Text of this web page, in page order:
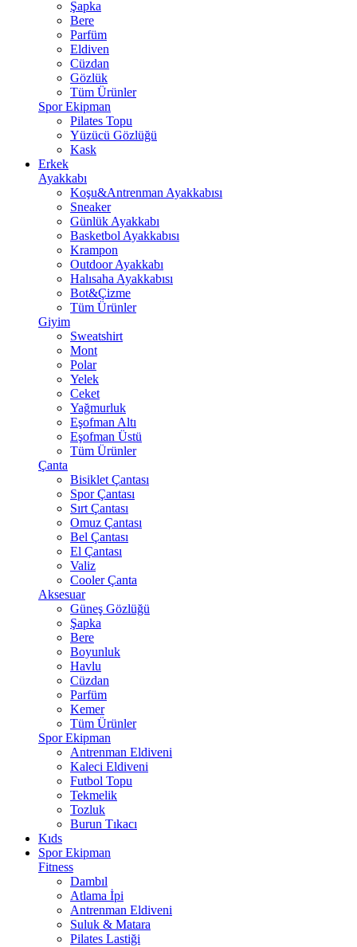
Şapka
Bere
Parfüm
Eldiven
Cüzdan
Gözlük
Tüm Ürünler
Spor Ekipman
Pilates Topu
Yüzücü Gözlüğü
Kask
Erkek
Ayakkabı
Koşu&Antrenman Ayakkabısı
Sneaker
Günlük Ayakkabı
Basketbol Ayakkabısı
Krampon
Outdoor Ayakkabı
Halısaha Ayakkabısı
Bot&Çizme
Tüm Ürünler
Giyim
Sweatshirt
Mont
Polar
Yelek
Ceket
Yağmurluk
Eşofman Altı
Eşofman Üstü
Tüm Ürünler
Çanta
Bisiklet Çantası
Spor Çantası
Sırt Çantası
Omuz Çantası
Bel Çantası
El Çantası
Valiz
Cooler Çanta
Aksesuar
Güneş Gözlüğü
Şapka
Bere
Boyunluk
Havlu
Cüzdan
Parfüm
Kemer
Tüm Ürünler
Spor Ekipman
Antrenman Eldiveni
Kaleci Eldiveni
Futbol Topu
Tekmelik
Tozluk
Burun Tıkacı
Kıds
Spor Ekipman
Fitness
Dambıl
Atlama İpi
Antrenman Eldiveni
Suluk & Matara
Pilates Lastiği